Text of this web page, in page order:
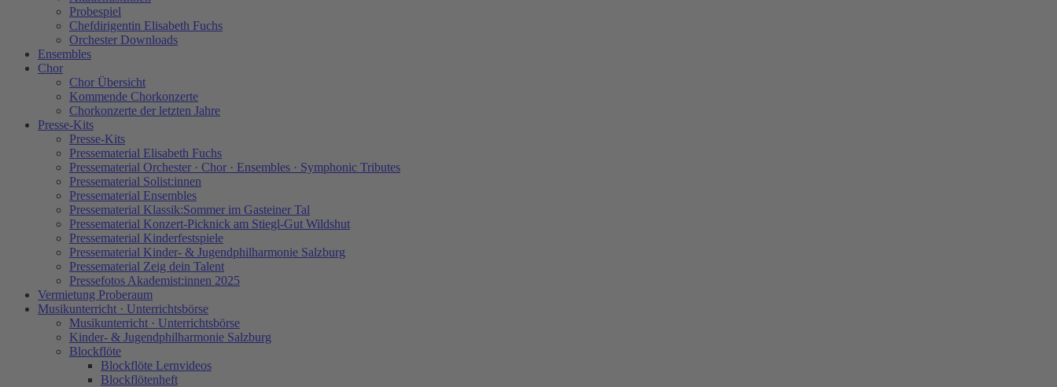
Probespiel
Chefdirigentin Elisabeth Fuchs
Orchester Downloads
Ensembles
Chor
Chor Übersicht
Kommende Chorkonzerte
Chorkonzerte der letzten Jahre
Presse-Kits
Presse-Kits
Pressematerial Elisabeth Fuchs
Pressematerial Orchester · Chor · Ensembles · Symphonic Tributes
Pressematerial Solist:innen
Pressematerial Ensembles
Pressematerial Klassik:Sommer im Gasteiner Tal
Pressematerial Konzert-Picknick am Stiegl-Gut Wildshut
Pressematerial Kinderfestspiele
Pressematerial Kinder- & Jugendphilharmonie Salzburg
Pressematerial Zeig dein Talent
Pressefotos Akademist:innen 2025
Vermietung Proberaum
Musikunterricht · Unterrichtsbörse
Musikunterricht · Unterrichtsbörse
Kinder- & Jugendphilharmonie Salzburg
Blockflöte
Blockflöte Lernvideos
Blockflötenheft